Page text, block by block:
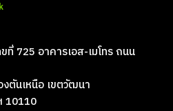
ที่ 725 อาคารเอส-เมโทร ถนน
งตันเหนือ เขตวัฒนา
10110